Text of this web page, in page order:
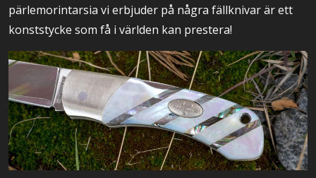
pärlemorintarsia vi erbjuder på några fällknivar är ett
konststycke som få i världen kan prestera!